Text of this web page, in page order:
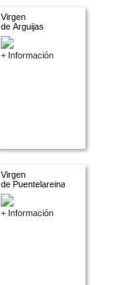
Virgen
de Arguijas
+ Información
Virgen
de Puentelareina
+ Información